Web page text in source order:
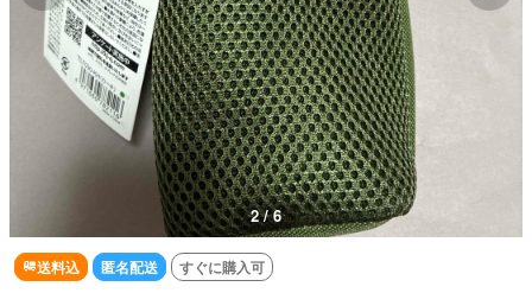
3 / 6
送料込 匿名配送 すぐに購入可